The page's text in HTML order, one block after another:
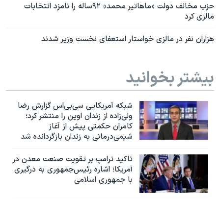
حزب مخالف دولت «ماهاتیر محمد» ۹۲ساله را نامزد انتخابات
مالزی کرد
هزاران نفر در مالزی خواستار استعفای نخست وزیر شدند
بیشتر بخوانید
شبکه آمریکایی سی‌بی‌‌اس گزارش رضا
ولی‌زاده از زندان اوین را منتشر کرد؛
کامران حکمتی پیش از آغاز
شیمی‌درمانی به زندان بازگردانده شد
تاکید ترامپ بر تقویت صنعت معدن در
آمریکا؛ اشاره رئیس‌جمهوری به درگیری
با جمهوری اسلامی